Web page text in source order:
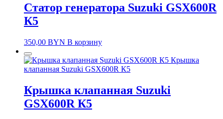
Статор генератора Suzuki GSX600R
К5
350,00 BYN В корзину
Крышка
клапанная Suzuki GSX600R К5
Крышка клапанная Suzuki
GSX600R К5